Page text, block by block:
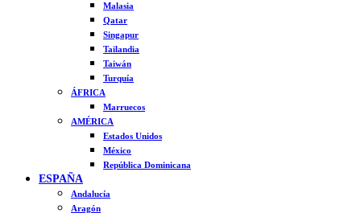
Malasia
Qatar
Singapur
Tailandia
Taiwán
Turquía
ÁFRICA
Marruecos
AMÉRICA
Estados Unidos
México
República Dominicana
ESPAÑA
Andalucía
Aragón